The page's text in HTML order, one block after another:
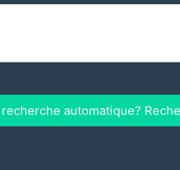
automatique?